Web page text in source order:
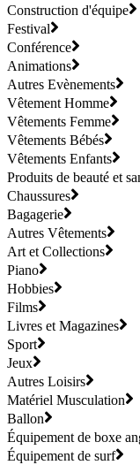
Construction d'équipe
Festival
Conférence
Animations
Autres Evènements
Vêtement Homme
Vêtements Femme
Vêtements Bébés
Vêtements Enfants
Produits de beauté et
Chaussures
Bagagerie
Autres Vêtements
Art et Collections
Piano
Hobbies
Films
Livres et Magazines
Sport
Jeux
Autres Loisirs
Matériel Musculation
Ballon
Équipement de boxe
Équipement de surf